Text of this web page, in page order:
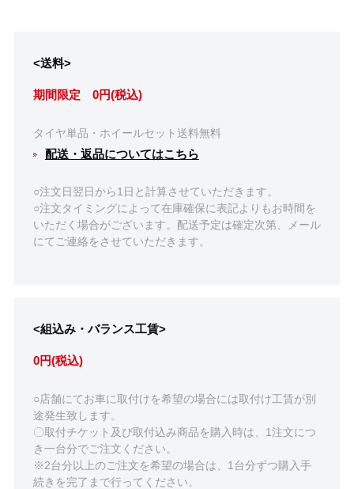
<送料>
期間限定 0円(税込)
タイヤ単品・ホイールセット送料無料
配送・返品についてはこちら
○注文日翌日から1日と計算させていただきます。
○注文タイミングによって在庫確保に表記よりもお時間を
いただく場合がございます。配送予定は確定次第、メール
にてご連絡をさせていただきます。
<組込み・バランス工賃>
0円(税込)
○店舗にてお車に取付けを希望の場合には取付け工賃が別
途発生致します。
〇取付チケット及び取付込み商品を購入時は、1注文につ
き一台分でご注文ください。
※2台分以上のご注文を希望の場合は、1台分ずつ購入手
続きを完了まで行ってください。